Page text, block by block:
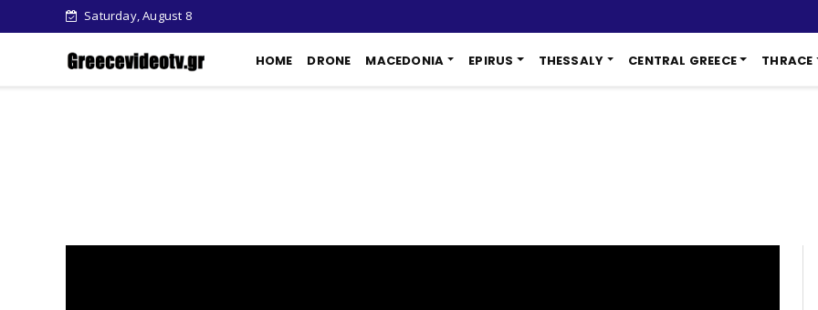
Saturday, August 8
HOME DRONE MACEDONIA EPIRUS THESSALY CENTRAL GREECE THRACE